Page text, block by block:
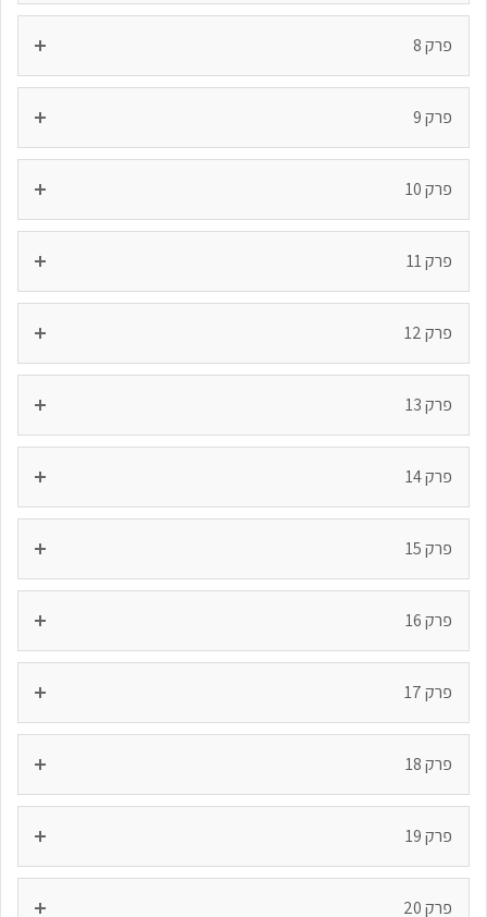
פרק 8
פרק 9
פרק 10
פרק 11
פרק 12
פרק 13
פרק 14
פרק 15
פרק 16
פרק 17
פרק 18
פרק 19
פרק 20